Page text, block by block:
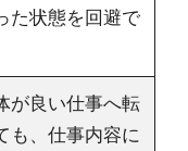
た状態を回避で
が良い仕事へ転
も、仕事内容に